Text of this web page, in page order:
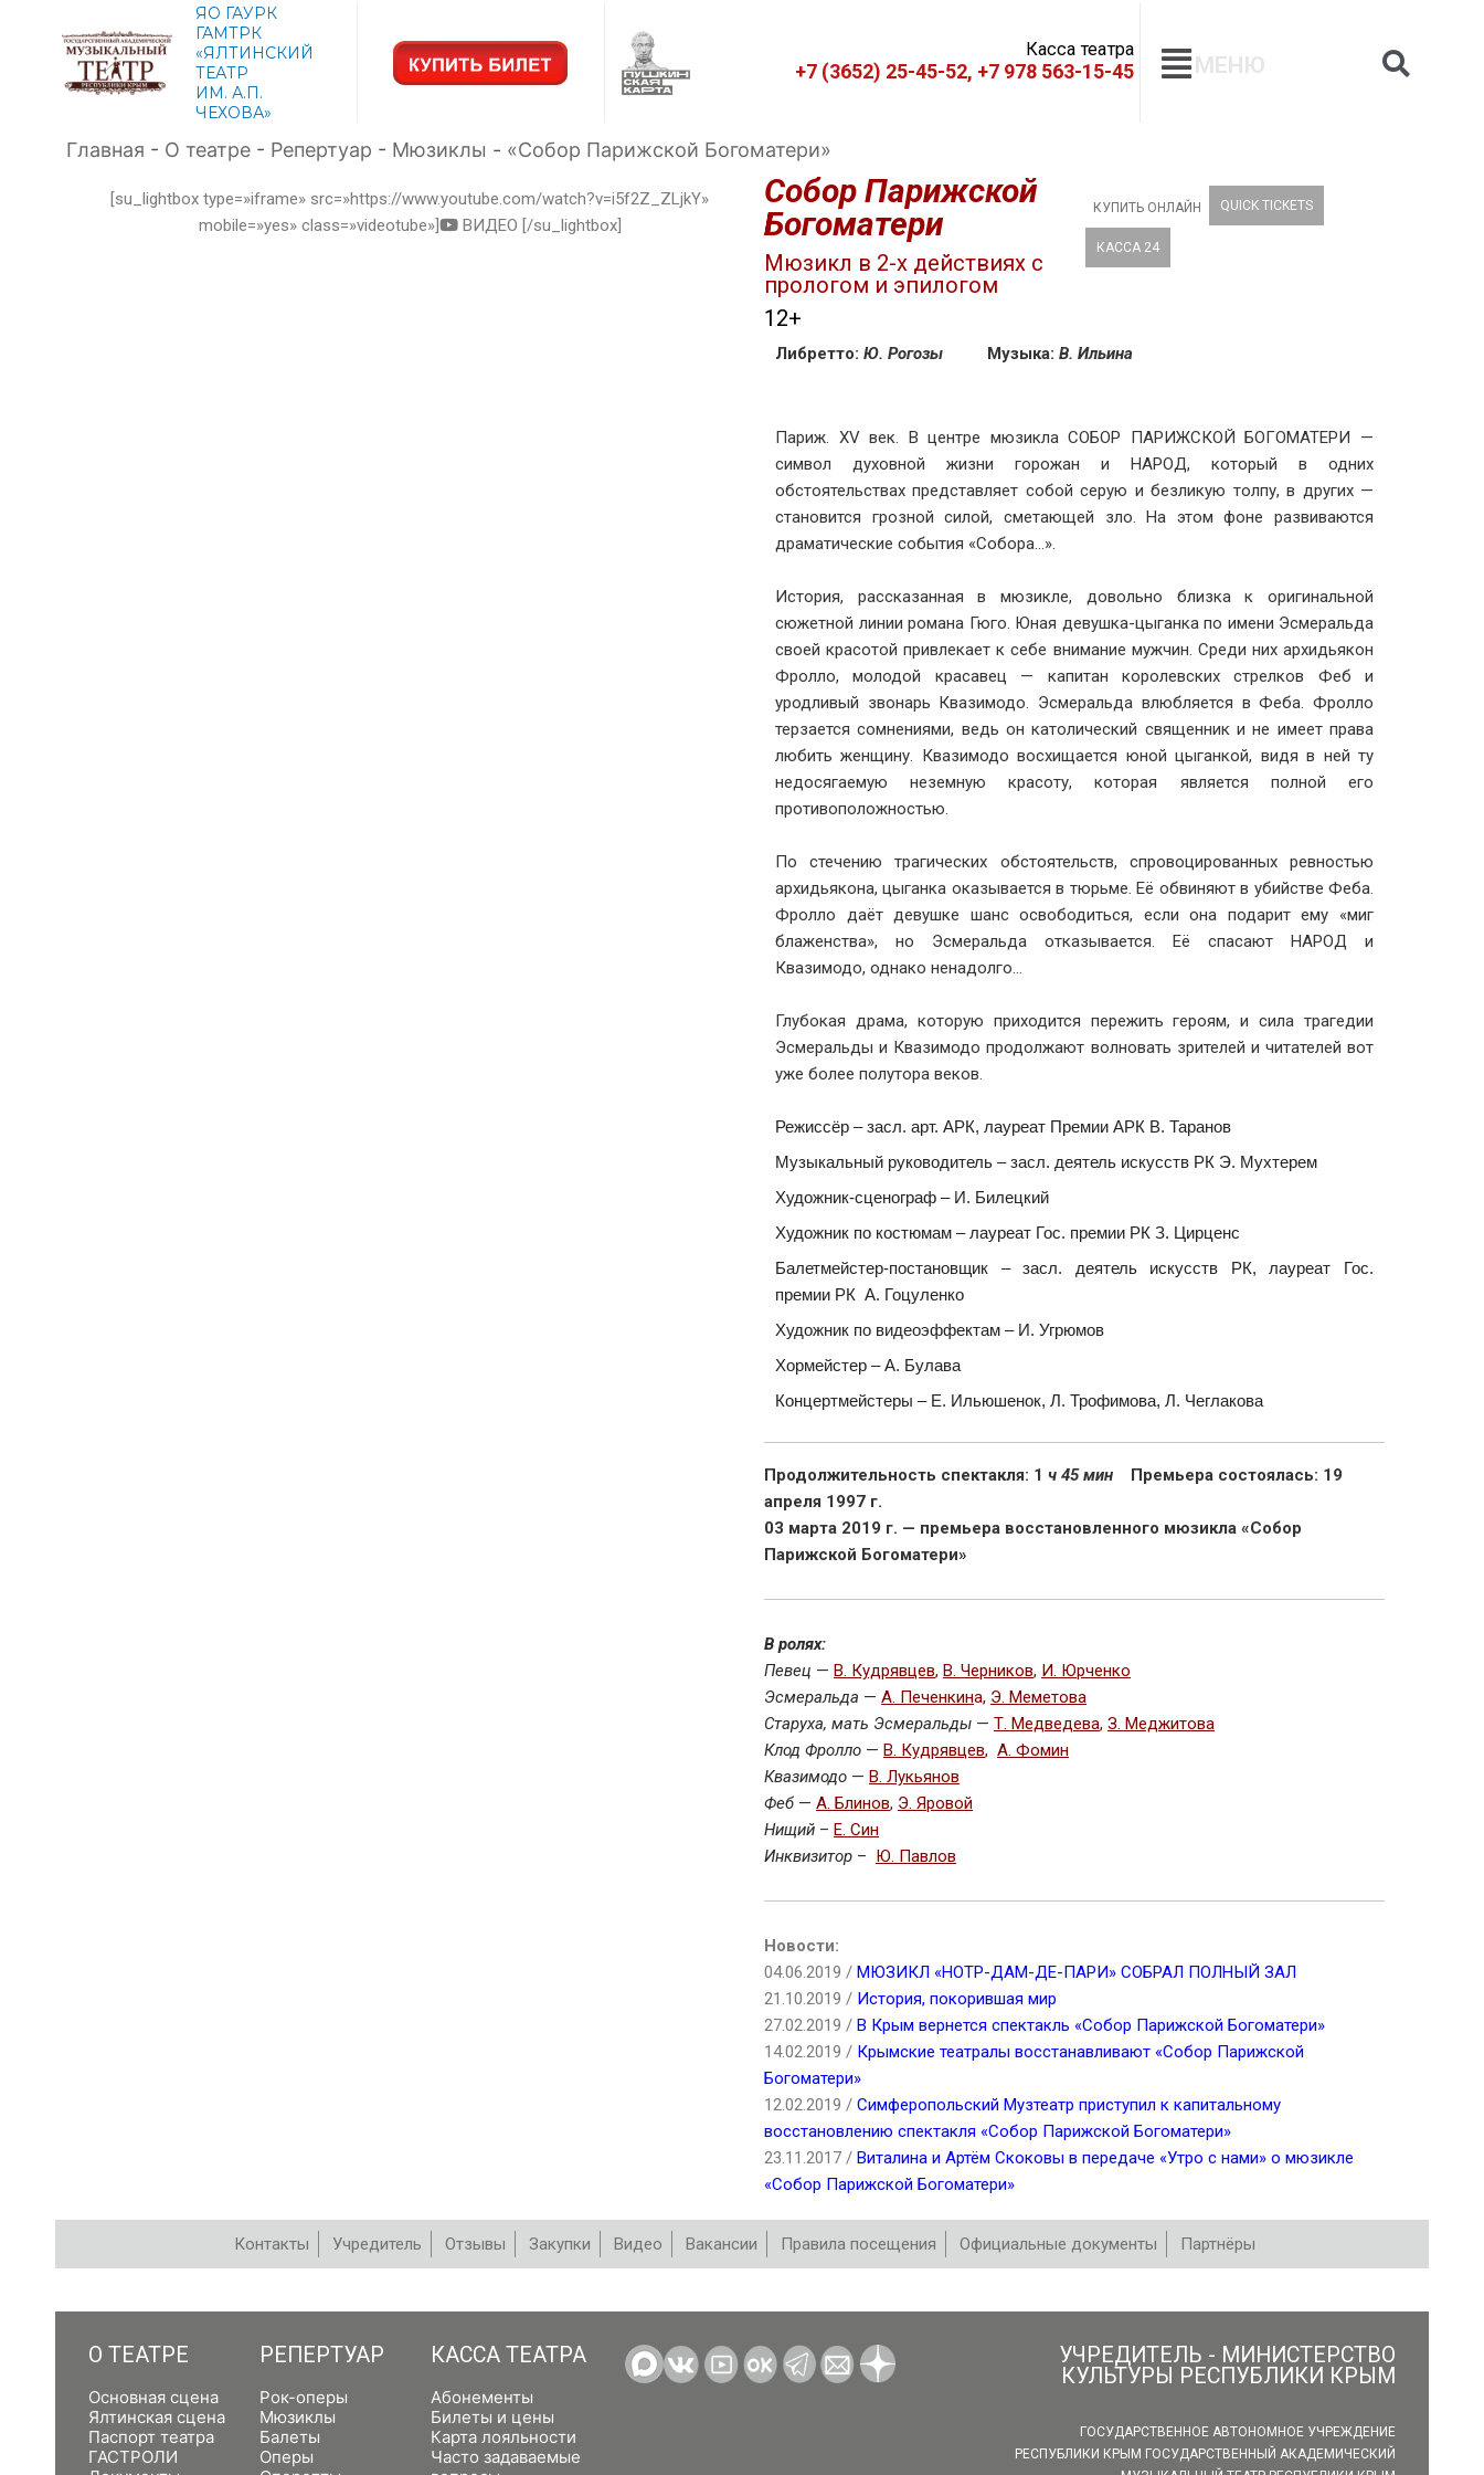
ЯО ГАУРК
ГАМТРК
«ЯЛТИНСКИЙ
ТЕАТР
ИМ. А.П.
ЧЕХОВА»
Касса театра
+7 (3652) 25-45-52, +7 978 563-15-45 МЕНЮ
Главная - О театре - Репертуар - Мюзиклы - «Собор Парижской Богоматери»
[su_lightbox type=»iframe» src=»https://www.youtube.com/watch?v=i5f2Z_ZLjkY»
mobile=»yes» class=»videotube»]
ВИДЕО [/su_lightbox]
Собор Парижской
Богоматери
Мюзикл в 2-х действиях с
прологом и эпилогом
12+
КУПИТЬ ОНЛАЙН QUICK TICKETS
КАССА 24
Либретто: Ю. Рогозы Музыка: В. Ильина
Париж. XV век. В центре мюзикла СОБОР ПАРИЖСКОЙ БОГОМАТЕРИ —
символ духовной жизни горожан и НАРОД, который в одних
обстоятельствах представляет собой серую и безликую толпу, в других —
становится грозной силой, сметающей зло. На этом фоне развиваются
драматические события «Собора…».
История, рассказанная в мюзикле, довольно близка к оригинальной
сюжетной линии романа Гюго. Юная девушка-цыганка по имени Эсмеральда
своей красотой привлекает к себе внимание мужчин. Среди них архидьякон
Фролло, молодой красавец — капитан королевских стрелков Феб и
уродливый звонарь Квазимодо. Эсмеральда влюбляется в Феба. Фролло
терзается сомнениями, ведь он католический священник и не имеет права
любить женщину. Квазимодо восхищается юной цыганкой, видя в ней ту
недосягаемую неземную красоту, которая является полной его
противоположностью.
По стечению трагических обстоятельств, спровоцированных ревностью
архидьякона, цыганка оказывается в тюрьме. Её обвиняют в убийстве Феба.
Фролло даёт девушке шанс освободиться, если она подарит ему «миг
блаженства», но Эсмеральда отказывается. Её спасают НАРОД и
Квазимодо, однако ненадолго…
Глубокая драма, которую приходится пережить героям, и сила трагедии
Эсмеральды и Квазимодо продолжают волновать зрителей и читателей вот
уже более полутора веков.
Режиссёр – засл. арт. АРК, лауреат Премии АРК В. Таранов
Музыкальный руководитель – засл. деятель искусств РК Э. Мухтерем
Художник-сценограф – И. Билецкий
Художник по костюмам – лауреат Гос. премии РК З. Цирценс
Балетмейстер-постановщик – засл. деятель искусств РК, лауреат Гос.
премии РК А. Гоцуленко
Художник по видеоэффектам – И. Угрюмов
Хормейстер – А. Булава
Концертмейстеры – Е. Ильюшенок, Л. Трофимова, Л. Чеглакова
Продолжительность спектакля: 1 ч 45 мин
Премьера состоялась: 19
апреля 1997 г.
03 марта 2019 г. — премьера восстановленного мюзикла «Собор
Парижской Богоматери»
В ролях:
Певец — В. Кудрявцев, В. Черников, И. Юрченко
Эсмеральда — А. Печенкина, Э. Меметова
Старуха, мать Эсмеральды — Т. Медведева, З. Меджитова
Клод Фролло — В. Кудрявцев, А. Фомин
Квазимодо — В. Лукьянов
Феб — А. Блинов, Э. Яровой
Нищий – Е. Син
Инквизитор – Ю. Павлов
Новости:
04.06.2019 / МЮЗИКЛ «НОТР-ДАМ-ДЕ-ПАРИ» СОБРАЛ ПОЛНЫЙ ЗАЛ
21.10.2019 / История, покорившая мир
27.02.2019 / В Крым вернется спектакль «Собор Парижской Богоматери»
14.02.2019 / Крымские театралы восстанавливают «Собор Парижской
Богоматери»
12.02.2019 / Симферопольский Музтеатр приступил к капитальному
восстановлению спектакля «Собор Парижской Богоматери»
23.11.2017 / Виталина и Артём Скоковы в передаче «Утро с нами» о мюзикле
«Собор Парижской Богоматери»
Контакты Учредитель Отзывы Закупки Видео Вакансии Правила посещения Официальные документы Партнёры
О ТЕАТРЕ
Основная сцена
Ялтинская сцена
Паспорт театра
ГАСТРОЛИ
РЕПЕРТУАР
Рок-оперы
Мюзиклы
Балеты
Оперы
КАССА ТЕАТРА
Абонементы
Билеты и цены
Карта лояльности
Часто задаваемые
УЧРЕДИТЕЛЬ - МИНИСТЕРСТВО
КУЛЬТУРЫ РЕСПУБЛИКИ КРЫМ
ГОСУДАРСТВЕННОЕ АВТОНОМНОЕ УЧРЕЖДЕНИЕ
РЕСПУБЛИКИ КРЫМ ГОСУДАРСТВЕННЫЙ АКАДЕМИЧЕСКИЙ